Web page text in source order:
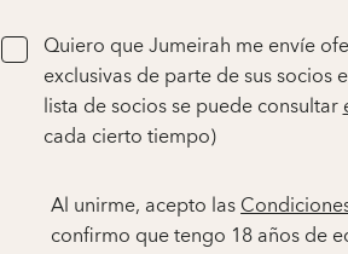
Quiero que Jumeirah me envíe
exclusivas de parte de sus socios
lista de socios se puede consultar
cada cierto tiempo)
Al unirme, acepto las
confirmo que tengo 18 años de